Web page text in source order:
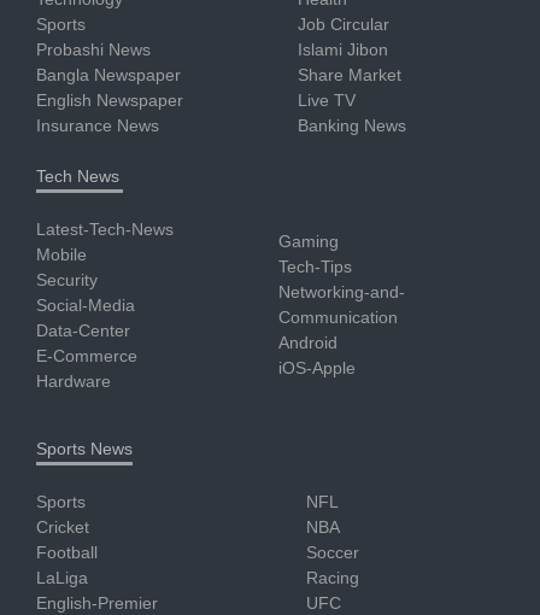
Sports
Probashi News
Bangla Newspaper
English Newspaper
Insurance News
Job Circular
Islami Jibon
Share Market
Live TV
Banking News
Tech News
Latest-Tech-News
Mobile
Security
Social-Media
Data-Center
E-Commerce
Hardware
Gaming
Tech-Tips
Networking-and-
Communication
Android
iOS-Apple
Sports News
Sports
Cricket
Football
LaLiga
English-Premier
NFL
NBA
Soccer
Racing
UFC